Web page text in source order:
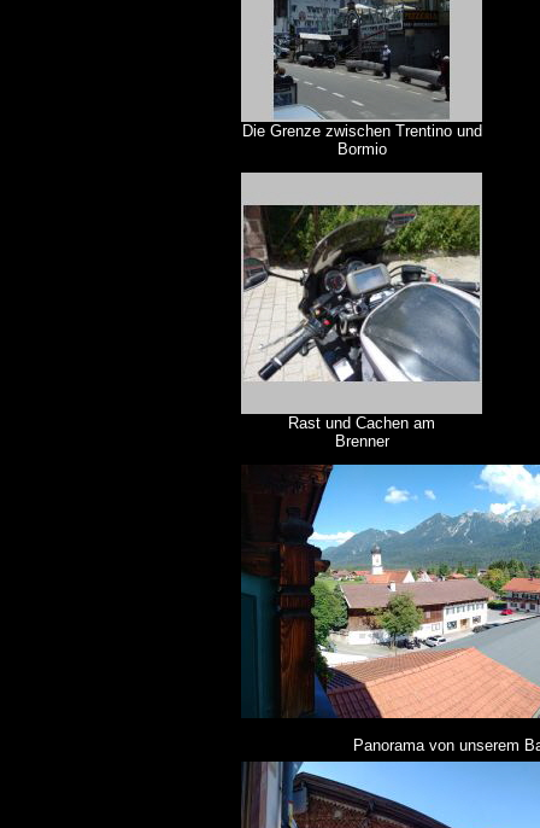
Die Grenze zwischen Trentino und
Bormio
Rast und Cachen am
Brenner
Panorama von unserem